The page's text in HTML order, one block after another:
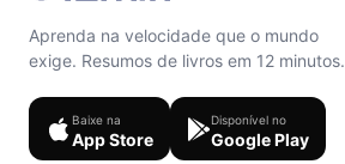
Aprenda na velocidade que o mundo
exige. Resumos de livros em 12 minutos.
Baixe na
App Store
Disponível no
Google Play